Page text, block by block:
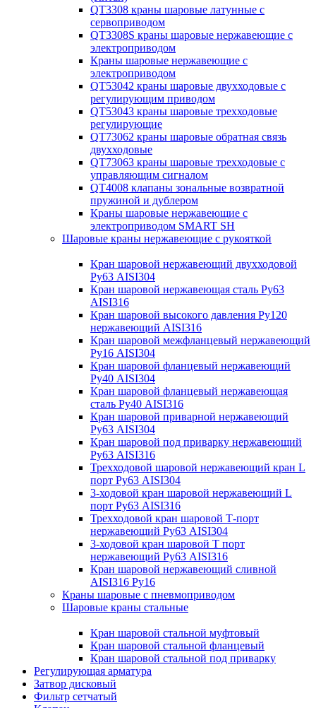
QT3308 краны шаровые латунные с
сервоприводом
QT3308S краны шаровые нержавеющие с
электроприводом
Краны шаровые нержавеющие с
электроприводом
QT53042 краны шаровые двухходовые с
регулирующим приводом
QT53043 краны шаровые трехходовые
регулирующие
QT73062 краны шаровые обратная связь
двухходовые
QT73063 краны шаровые трехходовые с
управляющим сигналом
QT4008 клапаны зональные возвратной
пружиной и дублером
Краны шаровые нержавеющие с
электроприводом SMART SH
Шаровые краны нержавеющие с рукояткой
Кран шаровой нержавеющий двухходовой
Ру63 AISI304
Кран шаровой нержавеющая сталь Ру63
AISI316
Кран шаровой высокого давления Ру120
нержавеющий AISI316
Кран шаровой межфланцевый нержавеющий
Ру16 AISI304
Кран шаровой фланцевый нержавеющий
Ру40 AISI304
Кран шаровой фланцевый нержавеющая
сталь Ру40 AISI316
Кран шаровой приварной нержавеющий
Ру63 AISI304
Кран шаровой под приварку нержавеющий
Ру63 AISI316
Трехходовой шаровой нержавеющий кран L
порт Ру63 AISI304
3-ходовой кран шаровой нержавеющий L
порт Ру63 AISI316
Трехходовой кран шаровой Т-порт
нержавеющий Ру63 AISI304
3-ходовой кран шаровой Т порт
нержавеющий Ру63 AISI316
Кран шаровой нержавеющий сливной
AISI316 Ру16
Краны шаровые с пневмоприводом
Шаровые краны стальные
Кран шаровой стальной муфтовый
Кран шаровой стальной фланцевый
Кран шаровой стальной под приварку
Регулирующая арматура
Затвор дисковый
Фильтр сетчатый